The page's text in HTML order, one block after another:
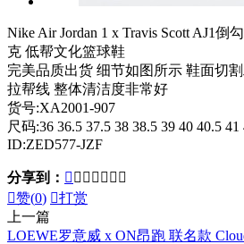
Nike Air Jordan 1 x Travis Scott AJ1倒
克 低帮文化篮球鞋
完美品质出货 细节如图所示 鞋面切
拉帮线 整体清洁度非常好
货号:XA2001-907
尺码:36 36.5 37.5 38 38.5 39 40 40.5 41
ID:ZED577-JZF
分享到：       
赞(0) 打赏
上一篇
LOEWE罗意威 x ON昂跑 联名款